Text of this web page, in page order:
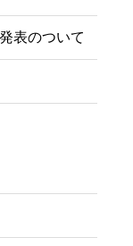
表のついて